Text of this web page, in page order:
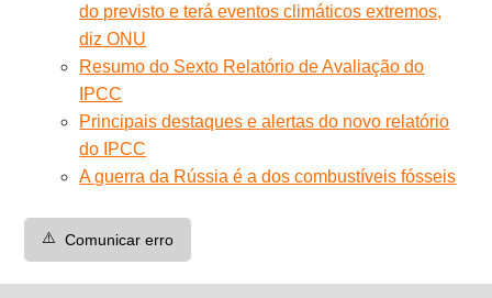
do previsto e terá eventos climáticos extremos,
diz ONU
Resumo do Sexto Relatório de Avaliação do
IPCC
Principais destaques e alertas do novo relatório
do IPCC
A guerra da Rússia é a dos combustíveis fósseis
⚠️ Comunicar erro